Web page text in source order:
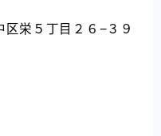
栄５丁目２６−３９